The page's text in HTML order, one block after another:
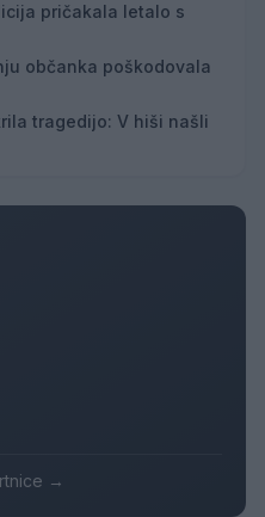
pričakala letalo s
občanka poškodovala
tragedijo: V hiši našli
→